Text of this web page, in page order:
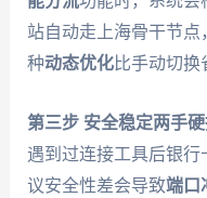
站自动走上海骨干节
种动态优化比手动切换
第三步 安全稳定两手
遇到过连接工具后银
议安全性差会导致端口